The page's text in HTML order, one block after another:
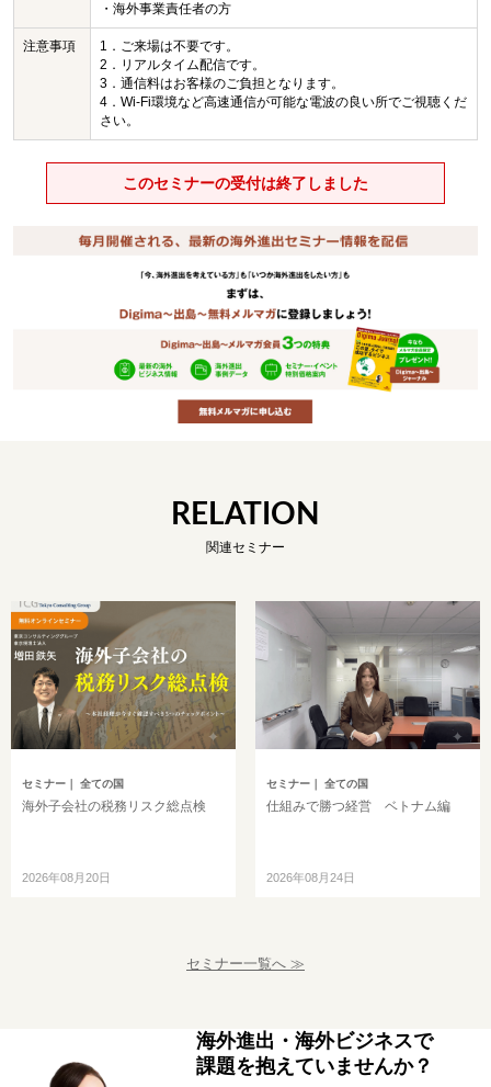
・海外事業責任者の方
注意事項
1．ご来場は不要です。
2．リアルタイム配信です。
3．通信料はお客様のご負担となります。
4．Wi-Fi環境など高速通信が可能な電波の良い所でご視聴くだ
さい。
このセミナーの受付は終了しました
RELATION
関連セミナー
セミナー ｜ 全ての国
海外子会社の税務リスク総点検
2026年08月20日
セミナー｜ 全ての国
仕組みで勝つ経営 ベトナム編
2026年08月24日
セミナー一覧へ ≫
海外進出・海外ビジネスで
課題を抱えていませんか？